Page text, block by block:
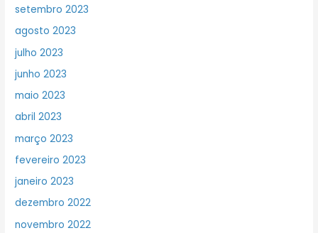
setembro 2023
agosto 2023
julho 2023
junho 2023
maio 2023
abril 2023
março 2023
fevereiro 2023
janeiro 2023
dezembro 2022
novembro 2022